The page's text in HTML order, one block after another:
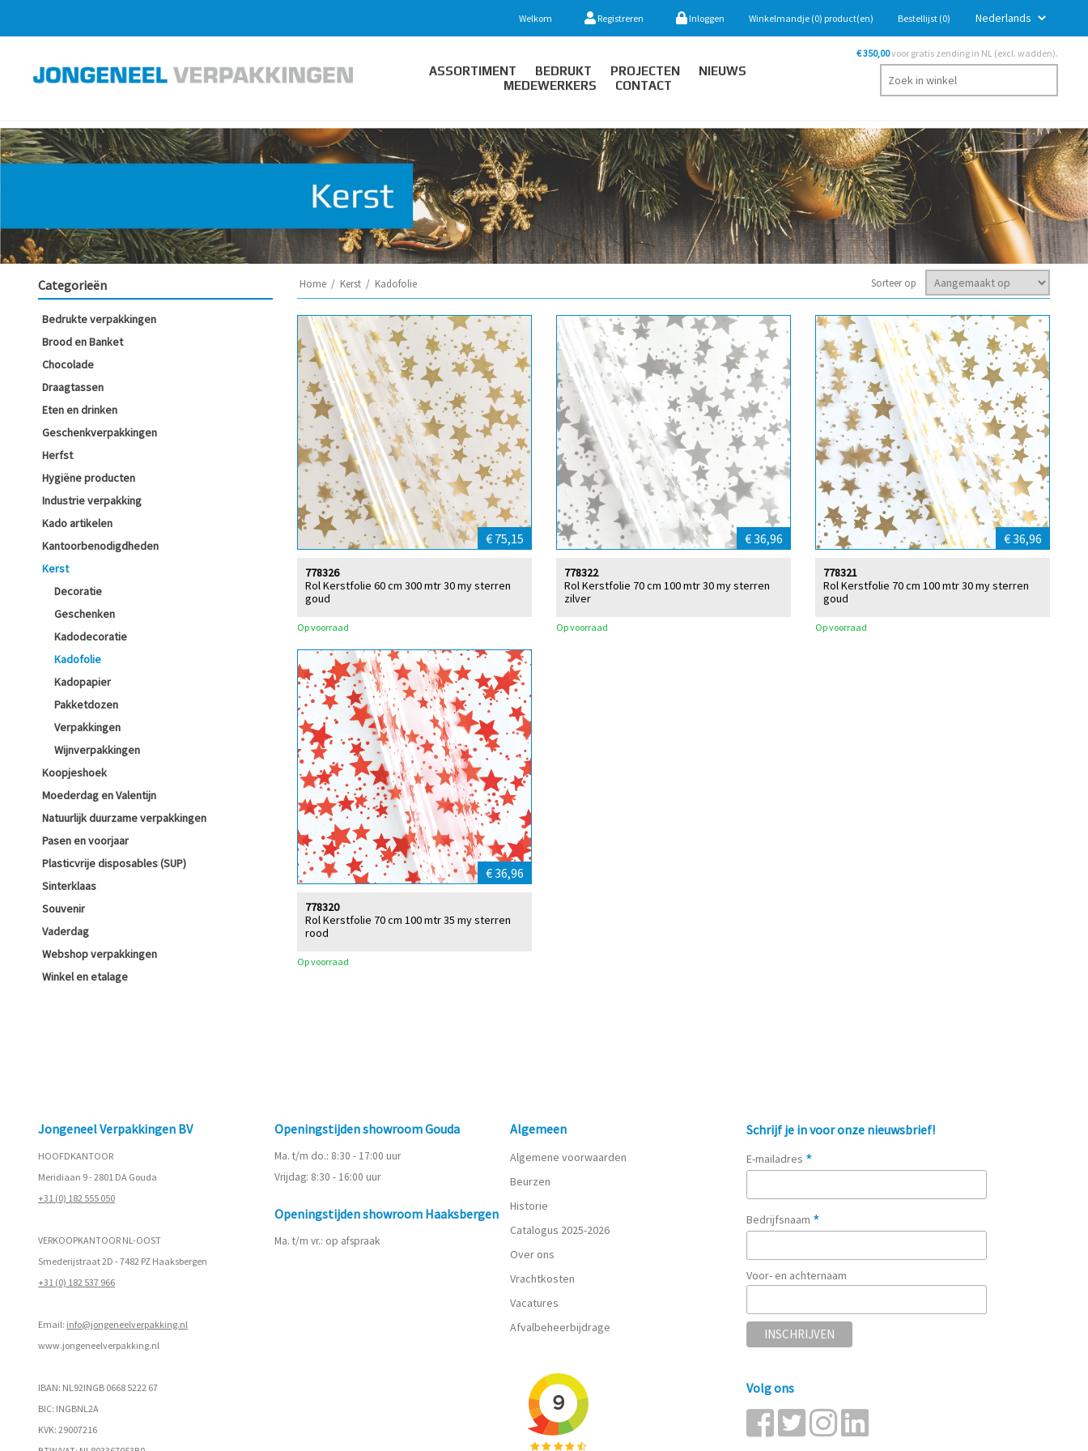
Welkom Registreren Inloggen Winkelmandje (0) product(en) Bestellijst (0)
ASSORTIMENT BEDRUKT PROJECTEN
NIEUWS
MEDEWERKERS
CONTACT
€ 350,00voor gratis zending in NL (excl. wadden).
Categorieën
Bedrukte verpakkingen
Brood en Banket
Chocolade
Draagtassen
Eten en drinken
Geschenkverpakkingen
Herfst
Hygiëne producten
Industrie verpakking
Kado artikelen
Kantoorbenodigdheden
Kerst
Decoratie
Geschenken
Kadodecoratie
Kadofolie
Kadopapier
Pakketdozen
Verpakkingen
Wijnverpakkingen
Koopjeshoek
Moederdag en Valentijn
Natuurlijk duurzame verpakkingen
Pasen en voorjaar
Plasticvrije disposables (SUP)
Sinterklaas
Souvenir
Vaderdag
Webshop verpakkingen
Winkel en etalage
Home / Kerst / Kadofolie Sorteer op
€ 75,15
Rol Kerstfolie 60 cm 300 mtr 30 my sterren
goud
778326
Op voorraad
€ 36,96
Rol Kerstfolie 70 cm 100 mtr 30 my sterren
zilver
778322
Op voorraad
€ 36,96
Rol Kerstfolie 70 cm 100 mtr 30 my sterren
goud
778321
Op voorraad
€ 36,96
Rol Kerstfolie 70 cm 100 mtr 35 my sterren
rood
778320
Op voorraad
Jongeneel Verpakkingen BV
HOOFDKANTOOR
Meridiaan 9 - 2801 DA Gouda
+31 (0) 182 555 050
VERKOOPKANTOOR NL-OOST
Smederijstraat 2D - 7482 PZ Haaksbergen
+31 (0) 182 537 966
Email: info@jongeneelverpakking.nl
www.jongeneelverpakking.nl
IBAN: NL92INGB 0668 5222 67
BIC: INGBNL2A
KVK: 29007216
Openingstijden showroom Gouda
Ma. t/m do.: 8:30 - 17:00 uur
Vrijdag: 8:30 - 16:00 uur
Openingstijden showroom Haaksbergen
Ma. t/m vr.: op afspraak
Algemeen
Algemene voorwaarden
Beurzen
Historie
Catalogus 2025-2026
Over ons
Vrachtkosten
Vacatures
Afvalbeheerbijdrage
Schrijf je in voor onze nieuwsbrief!
E-mailadres *
Bedrijfsnaam *
Voor- en achternaam
Volg ons